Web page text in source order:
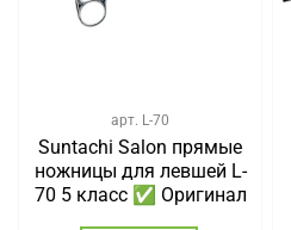
арт. L-70
Suntachi Salon прямые
ножницы для левшей L-
70 5 класс ✅ Оригинал